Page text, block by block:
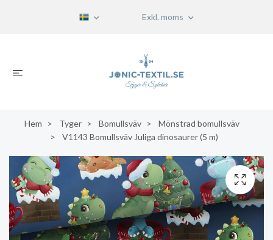
Exkl. moms
Hem Tyger Bomullsväv
Mönstrad bomullsväv
V1143 Bomullsväv Juliga dinosaurer (5 m)